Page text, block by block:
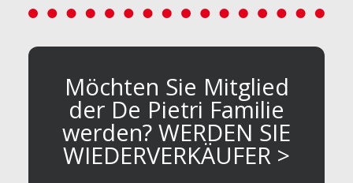
Möchten Sie Mitglied
der De Pietri Familie
werden? WERDEN SIE
WIEDERVERKÄUFER >